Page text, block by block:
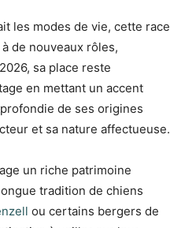
les modes de vie, cette race
de nouveaux rôles,
sa place reste
en mettant un accent
de ses origines
et sa nature affectueuse.
un riche patrimoine
tradition de chiens
ou certains bergers de